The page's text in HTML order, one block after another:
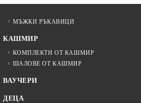
МЪЖКИ РЪКАВИЦИ
КАШМИР
КОМПЛЕКТИ ОТ КАШМИР
ШАЛОВЕ ОТ КАШМИР
ВАУЧЕРИ
ДЕЦА